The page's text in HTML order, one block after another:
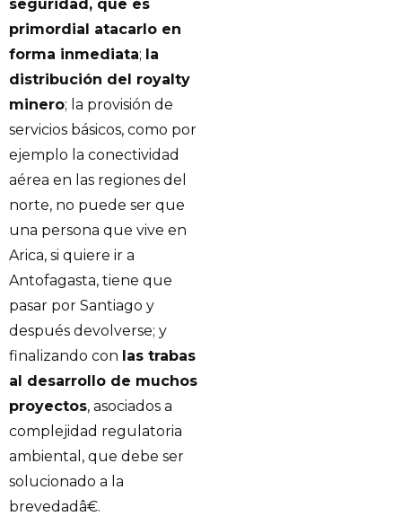
seguridad, que es
primordial atacarlo en
forma inmediata; la
distribución del royalty
minero; la provisión de
servicios básicos, como por
ejemplo la conectividad
aérea en las regiones del
norte, no puede ser que
una persona que vive en
Arica, si quiere ir a
Antofagasta, tiene que
pasar por Santiago y
después devolverse; y
finalizando con las trabas
al desarrollo de muchos
proyectos, asociados a
complejidad regulatoria
ambiental, que debe ser
solucionado a la
brevedadâ€.